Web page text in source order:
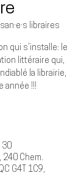
libraires
qui s’installe: le
littéraire qui,
la librairie,
année !!!
30
240 Chem.
G4T 1C9,